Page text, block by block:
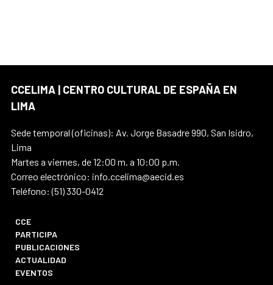
CCELIMA | CENTRO CULTURAL DE ESPAÑA EN
LIMA
Sede temporal (oficinas): Av. Jorge Basadre 990, San Isidro,
Lima
Martes a viernes, de 12:00 m. a 10:00 p.m.
Correo electrónico: info.ccelima@aecid.es
Teléfono: (51) 330-0412
CCE
PARTICIPA
PUBLICACIONES
ACTUALIDAD
EVENTOS